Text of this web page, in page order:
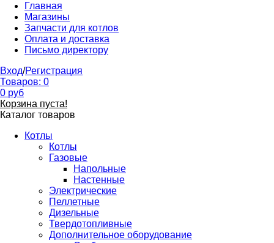
Главная
Магазины
Запчасти для котлов
Оплата и доставка
Письмо директору
Вход/Регистрация
Товаров: 0
0 руб
Корзина пуста!
Каталог товаров
Котлы
Котлы
Газовые
Напольные
Настенные
Электрические
Пеллетные
Дизельные
Твердотопливные
Дополнительное оборудование